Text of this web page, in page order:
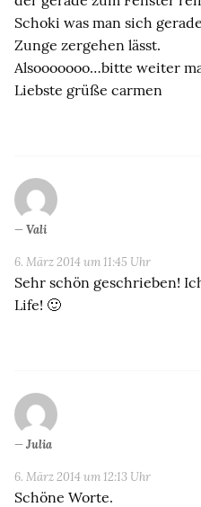
Schoki was man sich
Zunge zergehen lässt.
Alsooooooo…bitte weiter
Liebste grüße carmen
Vali
6. März 2014 um 11:45 Uhr
Sehr schön geschrieben!
Life! 🙂
Julia
6. März 2014 um 12:13 Uhr
Schöne Worte.